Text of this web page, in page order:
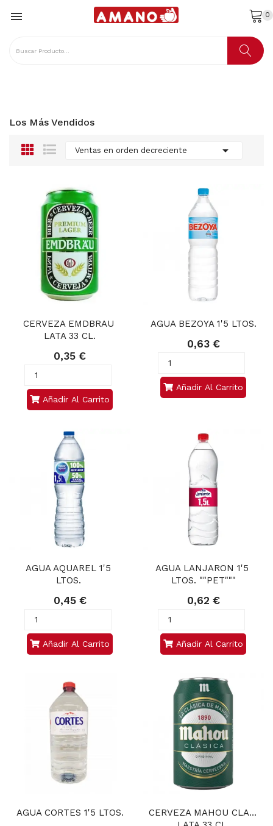
 0
Los Más Vendidos
Ventas en orden decreciente 
CERVEZA EMDBRAU
LATA 33 CL.
0,35 €
Añadir Al Carrito
AGUA BEZOYA 1'5 LTOS.
0,63 €
Añadir Al Carrito
AGUA AQUAREL 1'5
LTOS.
0,45 €
Añadir Al Carrito
AGUA LANJARON 1'5
LTOS. ""PET"""
0,62 €
Añadir Al Carrito
AGUA CORTES 1'5 LTOS.
CERVEZA MAHOU CLAS.